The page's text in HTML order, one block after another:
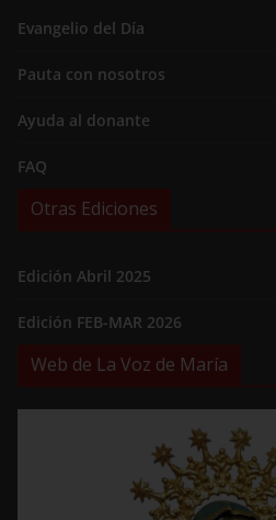
Evangelio del Día
Pauta con nosotros
Ayuda al donante
FAQ
Otras Ediciones
Edición Abril 2025
Edición FEB-MAR 2026
Web de La Voz de María